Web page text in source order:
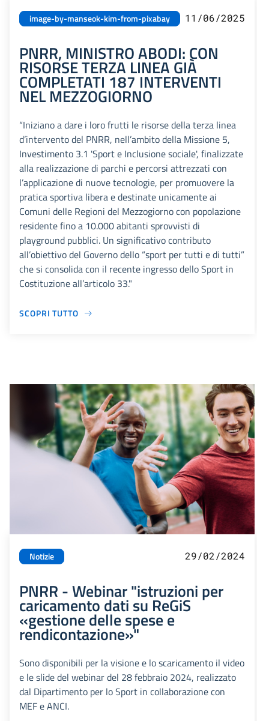
image-by-manseok-kim-from-pixabay 11/06/2025
PNRR, MINISTRO ABODI: CON
RISORSE TERZA LINEA GIÀ
COMPLETATI 187 INTERVENTI
NEL MEZZOGIORNO
“Iniziano a dare i loro frutti le risorse della terza linea
d’intervento del PNRR, nell’ambito della Missione 5,
Investimento 3.1 'Sport e Inclusione sociale', finalizzate
alla realizzazione di parchi e percorsi attrezzati con
l’applicazione di nuove tecnologie, per promuovere la
pratica sportiva libera e destinate unicamente ai
Comuni delle Regioni del Mezzogiorno con popolazione
residente fino a 10.000 abitanti sprovvisti di
playground pubblici. Un significativo contributo
all’obiettivo del Governo dello “sport per tutti e di tutti”
che si consolida con il recente ingresso dello Sport in
Costituzione all’articolo 33."
SCOPRI TUTTO
Notizie 29/02/2024
PNRR - Webinar "istruzioni per
caricamento dati su ReGiS
«gestione delle spese e
rendicontazione»"
Sono disponibili per la visione e lo scaricamento il video
e le slide del webinar del 28 febbraio 2024, realizzato
dal Dipartimento per lo Sport in collaborazione con
MEF e ANCI.